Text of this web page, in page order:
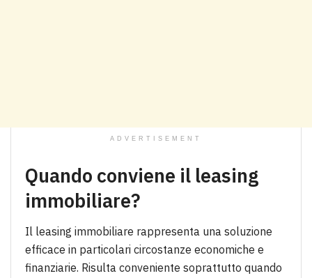
ADVERTISEMENT
Quando conviene il leasing
immobiliare?
Il leasing immobiliare rappresenta una soluzione
efficace in particolari circostanze economiche e
finanziarie. Risulta conveniente soprattutto quando